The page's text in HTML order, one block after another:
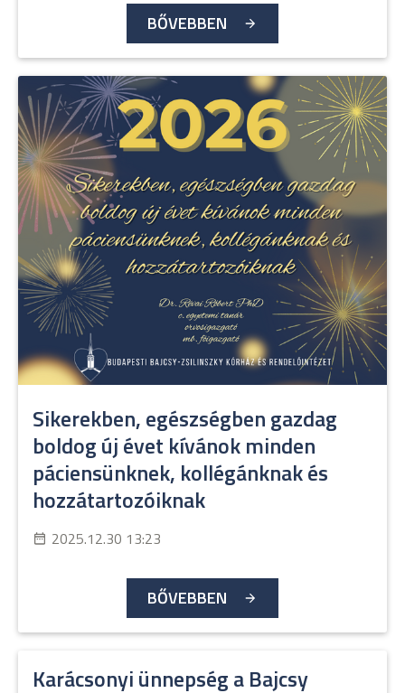
BŐVEBBEN
Sikerekben, egészségben gazdag
boldog új évet kívánok minden
páciensünknek, kollégánknak és
hozzátartozóiknak
2025.12.30 13:23
BŐVEBBEN
Karácsonyi ünnepség a Bajcsy